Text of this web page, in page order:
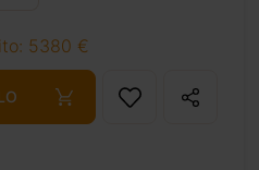
5380 €